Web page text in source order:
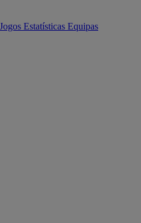
Jogos Estatísticas Equipas